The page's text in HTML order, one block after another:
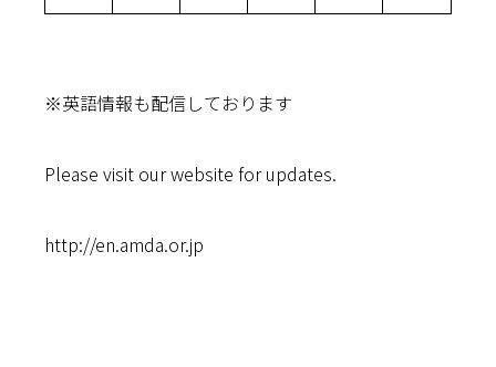
※英語情報も配信しております
Please visit our website for updates.
http://en.amda.or.jp